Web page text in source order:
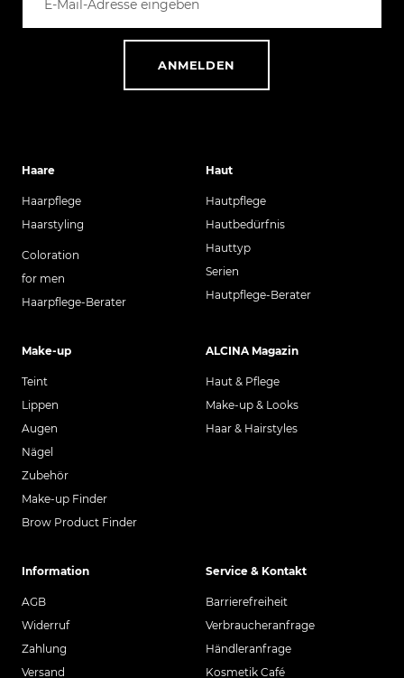
ANMELDEN
Haare
Haarpflege
Haarstyling
Coloration
for men
Haarpflege-Berater
Haut
Hautpflege
Hautbedürfnis
Hauttyp
Serien
Hautpflege-Berater
Make-up
Teint
Lippen
Augen
Nägel
Zubehör
Make-up Finder
Brow Product Finder
ALCINA Magazin
Haut & Pflege
Make-up & Looks
Haar & Hairstyles
Information
AGB
Widerruf
Zahlung
Versand
Service & Kontakt
Barrierefreiheit
Verbraucheranfrage
Händleranfrage
Kosmetik Café